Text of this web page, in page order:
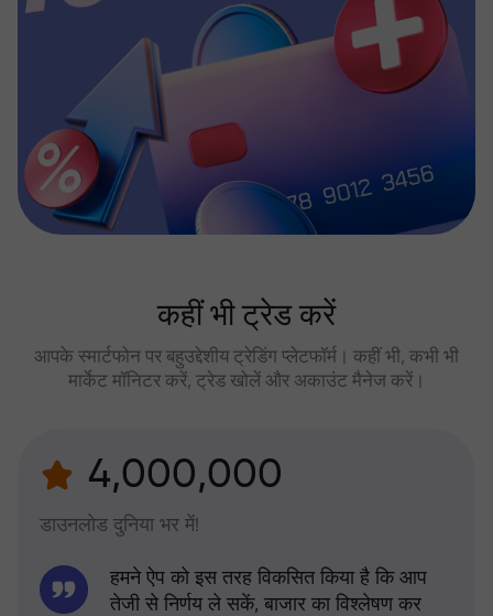
कहीं भी ट्रेड करें
आपके स्मार्टफोन पर बहुउद्देशीय ट्रेडिंग प्लेटफॉर्म। कहीं भी, कभी भी
मार्केट मॉनिटर करें, ट्रेड खोलें और अकाउंट मैनेज करें।
4,000,000
डाउनलोड दुनिया भर में!
हमने ऐप को इस तरह विकसित किया है कि आप
तेजी से निर्णय ले सकें, बाजार का विश्लेषण कर